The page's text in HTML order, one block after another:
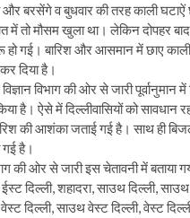
और बरसेंगे व बुधवार की तरह काली घटाऐं
तो मौसम खुला था। लेकिन दोपहर
हो गई। बारिश और आसमान में छाए
दिया है।
विभाग की ओर से जारी पूर्वानुमान
है। ऐसे में दिल्लीवासियों को
की आशंका जताई गई है। साथ ही
गई है।
की ओर से जारी इस चेतावनी में बताया
ईस्ट दिल्ली, शहादरा, साउथ दिल्ली,
वेस्ट दिल्ली, साउथ वेस्ट दिल्ली, वेस्ट